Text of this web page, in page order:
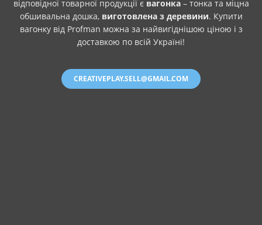
відповідної товарної продукції є вагонка– тонка та міцна
обшивальна дошка, виготовлена з деревини. Купити
вагонку від Profman можна за найвигіднішою ціною і з
доставкою по всій Україні!
CREATIVEPLAY.SELL@GMAIL.COM